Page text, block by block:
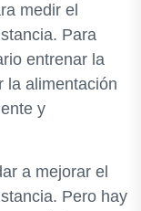
medir el
Para
entrenar la
la alimentación
y
a mejorar el
Pero hay